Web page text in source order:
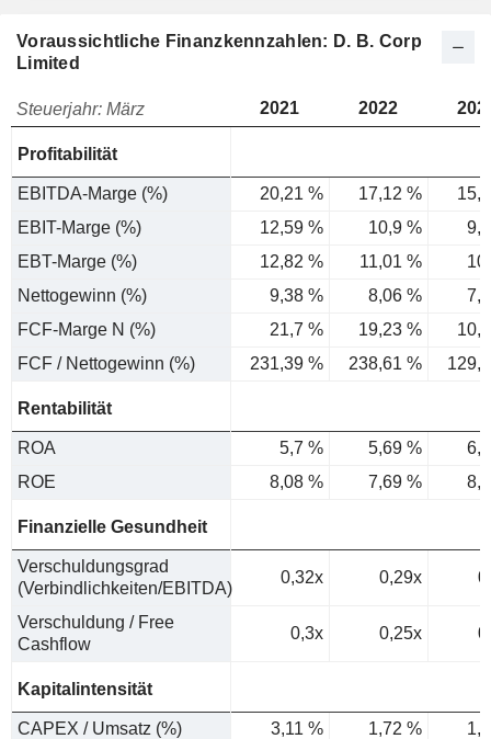
Voraussichtliche Finanzkennzahlen: D. B. Corp
Limited
Steuerjahr: März 2021 2022
Profitabilität
EBITDA-Marge (%) 20,21 % 17,12 %
EBIT-Marge (%)
12,59 % 10,9 %
EBT-Marge (%)
12,82 % 11,01 %
Nettogewinn (%)
9,38 % 8,06 %
FCF-Marge N (%)
21,7 % 19,23 %
FCF / Nettogewinn (%)
231,39 % 238,61 %
Rentabilität
ROA 5,7 % 5,69 %
ROE
8,08 % 7,69 %
Finanzielle Gesundheit
Verschuldungsgrad
(Verbindlichkeiten/EBITDA)
0,32x 0,29x
Verschuldung / Free
Cashflow
0,3x 0,25x
Kapitalintensität
CAPEX / Umsatz (%) 3,11 % 1,72 %